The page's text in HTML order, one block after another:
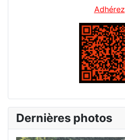
Adhérez
Dernières photos